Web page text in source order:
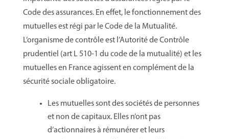
Code des assurances. En effet, le fonctionnement des
mutuelles est régi par le Code de la Mutualité.
L’organisme de contrôle est l’Autorité de Contrôle
prudentiel (art L 510-1 du code de la mutualité) et les
mutuelles en France agissent en complément de la
sécurité sociale obligatoire.
Les mutuelles sont des sociétés de personnes
et non de capitaux. Elles n’ont pas
d’actionnaires à rémunérer et leurs